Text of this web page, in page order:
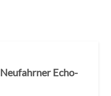
Echo-